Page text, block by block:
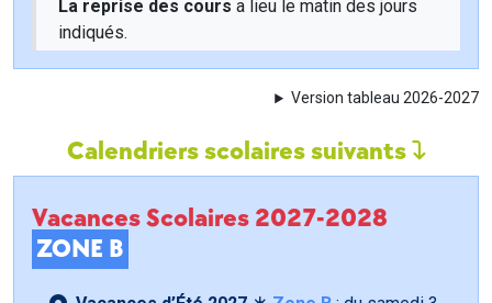
La reprise des cours a lieu le matin des jours
indiqués.
Version tableau 2026-2027
Calendriers scolaires suivants
Vacances Scolaires 2027-2028
ZONE B